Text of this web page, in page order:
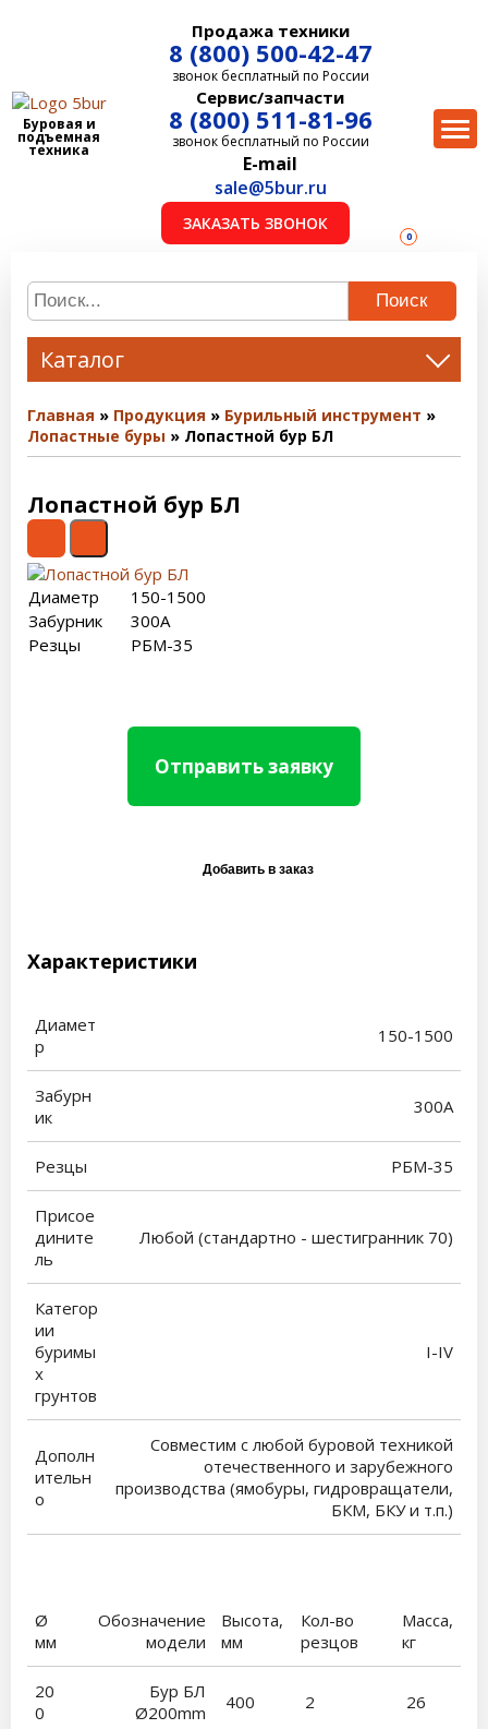
Буровая и
подъемная
техника
Продажа техники
8 (800) 500-42-47
звонок бесплатный по России
Сервис/запчасти
8 (800) 511-81-96
звонок бесплатный по России
E-mail
sale@5bur.ru
ЗАКАЗАТЬ ЗВОНОК
0
Поиск
Каталог
Главная Продукция
Бурильный инструмент
Лопастные буры
Лопастной бур БЛ
Лопастной бур БЛ
Диаметр
150-1500
Забурник
300А
Резцы
РБМ-35
Отправить заявку
Характеристики
Диамет
р
150-1500
Забурн
ик
300А
Резцы РБМ-35
Присое
дините
ль
Любой (стандартно - шестигранник 70)
Категор
ии
буримы
х
грунтов
I-IV
Дополн
ительн
о
Совместим с любой буровой техникой
отечественного и зарубежного
производства (ямобуры, гидровращатели,
БКМ, БКУ и т.п.)
Ø
мм
Обозначение
модели
Высота,
мм
Кол-во
резцов
Масса,
кг
20
0
Бур БЛ
Ø200mm
400 2 26